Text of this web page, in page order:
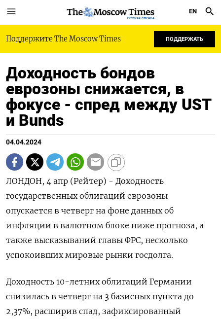
РУССКАЯ СЛУЖБА
EN
Поддержите The Moscow Times ПОДДЕРЖАТЬ
Доходность бондов
еврозоны снижается, в
фокусе - спред между UST
и Bunds
04.04.2024
ЛОНДОН, 4 апр (Рейтер) - Доходность
государственных облигаций еврозоны
опускается в четверг на фоне данных об
инфляции в валютном блоке ниже прогноза, а
также высказываний главы ФРС, несколько
успокоивших мировые рынки госдолга.
Доходность 10-летних облигаций Германии
снизилась в четверг на 3 базисных пункта до
2,37%, расширив спад, зафиксированный